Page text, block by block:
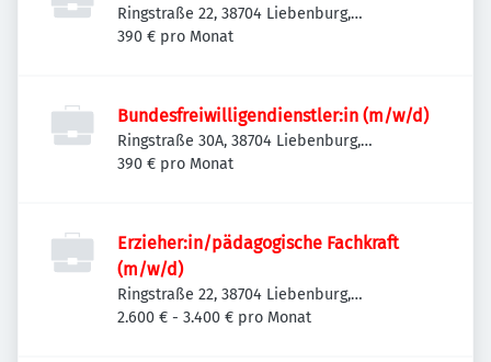
Ringstraße 22, 38704 Liebenburg,
Deutschland
390 € pro Monat
Bundesfreiwilligendienstler:in (m/w/d)
Ringstraße 30A, 38704 Liebenburg,
Deutschland
390 € pro Monat
Erzieher:in/pädagogische Fachkraft
(m/w/d)
Ringstraße 22, 38704 Liebenburg,
Deutschland
2.600 € - 3.400 € pro Monat